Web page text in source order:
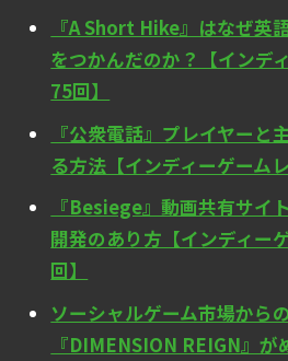
『A Short Hike』はなぜ英
をつかんだのか？【インデ
75回】
『公衆電話』プレイヤーと
る方法【インディーゲーム
『Besiege』動画共有サイ
開発のあり方【インディー
回】
ソーシャルゲーム市場から
『DIMENSION REIGN』